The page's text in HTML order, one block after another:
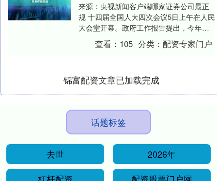
来源：央视新闻客户端哪家证券公司最正
规 十四届全国人大四次会议5日上午在人民
大会堂开幕。政府工作报告提出，今年，
这些钱，这么安排。....
查看： 105 分类：配资专家门户
锦富配资文章已加载完成
话题标签
去世
2026年
杠杆配资
配资股票门户网